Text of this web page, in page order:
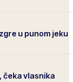
u punom jeku
čeka vlasnika